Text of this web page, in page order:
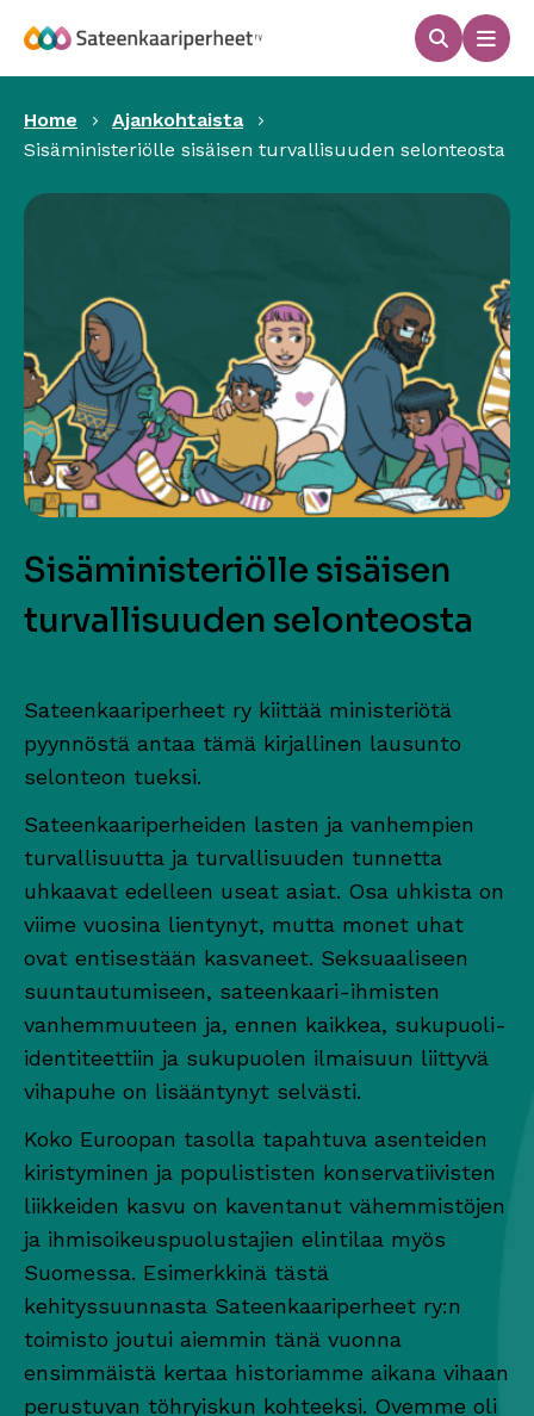
sisältöön
Haku
Home
Ajankohtaista
Sisäministeriölle sisäisen turvallisuuden selonteosta
Sisäministeriölle sisäisen
turvallisuuden selonteosta
Sateenkaariperheet ry kiittää ministeriötä
pyynnöstä antaa tämä kirjallinen lausunto
selonteon tueksi.
Sateenkaariperheiden lasten ja vanhempien
turvallisuutta ja turvallisuuden tunnetta
uhkaavat edelleen useat asiat. Osa uhkista on
viime vuosina lientynyt, mutta monet uhat
ovat entisestään kasvaneet. Seksuaaliseen
suuntautumiseen, sateenkaari-ihmisten
vanhemmuuteen ja, ennen kaikkea, sukupuoli-
identiteettiin ja sukupuolen ilmaisuun liittyvä
vihapuhe on lisääntynyt selvästi.
Koko Euroopan tasolla tapahtuva asenteiden
kiristyminen ja populististen konservatiivisten
liikkeiden kasvu on kaventanut vähemmistöjen
ja ihmisoikeuspuolustajien elintilaa myös
Suomessa. Esimerkkinä tästä
kehityssuunnasta Sateenkaariperheet ry:n
toimisto joutui aiemmin tänä vuonna
ensimmäistä kertaa historiamme aikana vihaan
perustuvan töhryiskun kohteeksi. Ovemme oli